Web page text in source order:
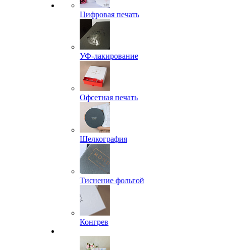
Цифровая печать
УФ-лакирование
Офсетная печать
Шелкография
Тиснение фольгой
Конгрев